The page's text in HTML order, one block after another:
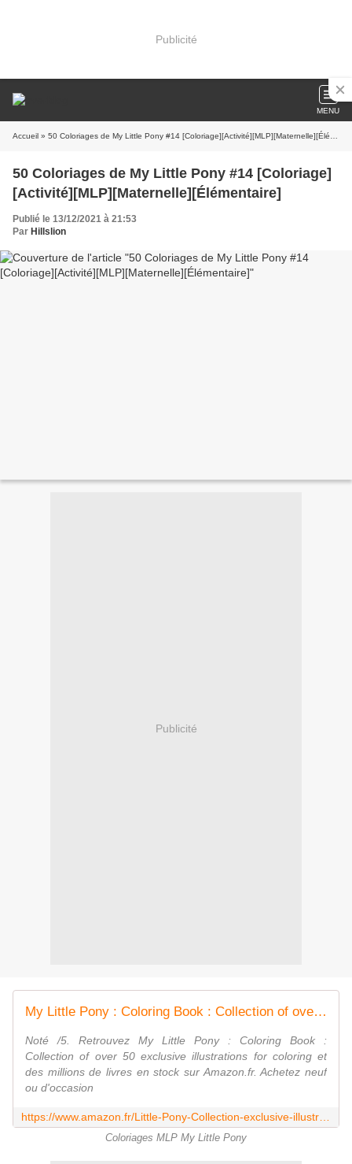
Publicité
MENU
Accueil » 50 Coloriages de My Little Pony #14 [Coloriage][Activité][MLP][Maternelle][Élémentaire]
50 Coloriages de My Little Pony #14 [Coloriage]
[Activité][MLP][Maternelle][Élémentaire]
Publié le 13/12/2021 à 21:53
Par Hillslion
Publicité
Μy Little Pony : Coloring Book : Collection of over 50 exclusive illustrations for coloring
Noté /5. Retrouvez Μy Little Pony : Coloring Book :
Collection of over 50 exclusive illustrations for coloring et
des millions de livres en stock sur Amazon.fr. Achetez neuf
ou d'occasion
Coloriages MLP My Little Pony